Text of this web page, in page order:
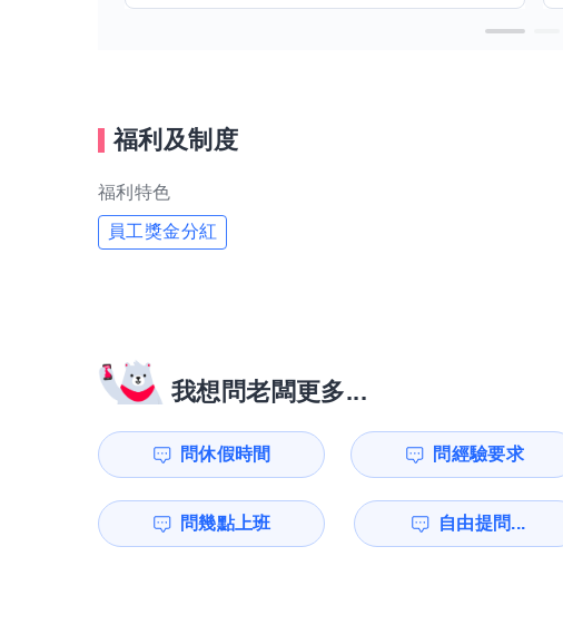
福利及制度
福利特色
員工獎金分紅
我想問老闆更多...
問休假時間 問經驗要求
問幾點上班 自由提問...